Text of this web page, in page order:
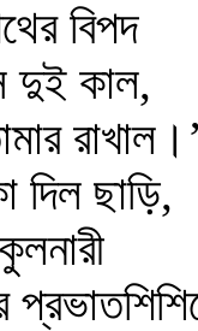
বিপদ
দুই কাল,
দিল ছাড়ি,